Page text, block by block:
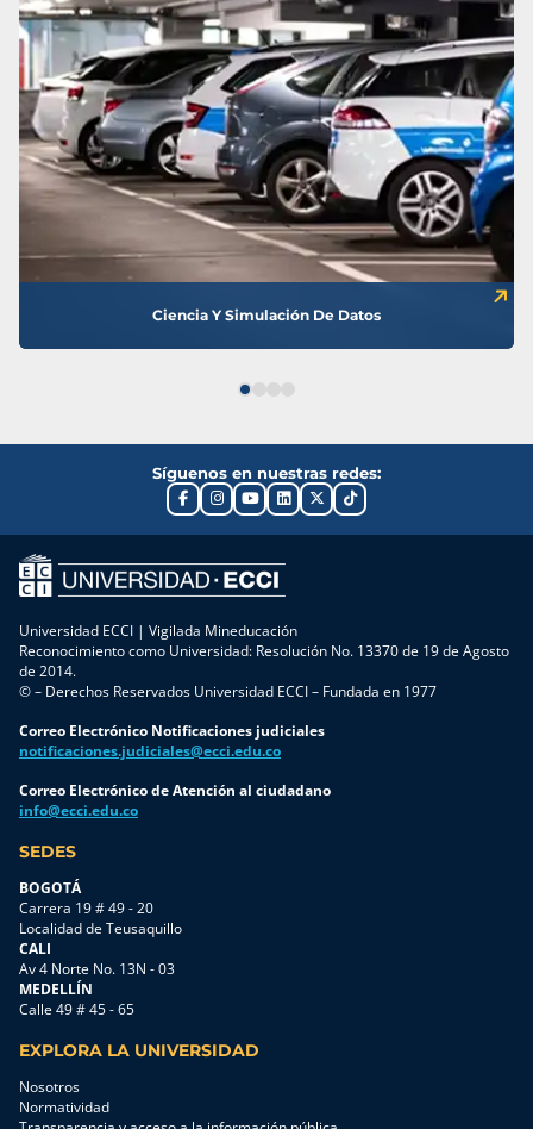
Ciencia Y Simulación De Datos
Síguenos en nuestras redes:
Universidad ECCI | Vigilada Mineducación
Reconocimiento como Universidad: Resolución No. 13370 de 19 de Agosto
de 2014.
© – Derechos Reservados Universidad ECCI – Fundada en 1977
Correo Electrónico Notificaciones judiciales
notificaciones.judiciales@ecci.edu.co
Correo Electrónico de Atención al ciudadano
info@ecci.edu.co
SEDES
BOGOTÁ
Carrera 19 # 49 - 20
Localidad de Teusaquillo
CALI
Av 4 Norte No. 13N - 03
MEDELLÍN
Calle 49 # 45 - 65
EXPLORA LA UNIVERSIDAD
Nosotros
Normatividad